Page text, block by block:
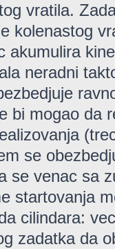
vratila.
kolenastog
akumulira
neradni
bi mogao da
se
se venac sa
startovanja
cilindara:
zadatka da